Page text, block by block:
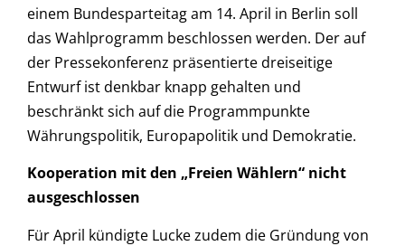
einem Bundesparteitag am 14. April in Berlin soll
das Wahlprogramm beschlossen werden. Der auf
der Pressekonferenz präsentierte dreiseitige
Entwurf ist denkbar knapp gehalten und
beschränkt sich auf die Programmpunkte
Währungspolitik, Europapolitik und Demokratie.
Kooperation mit den „Freien Wählern“ nicht
ausgeschlossen
Für April kündigte Lucke zudem die Gründung von